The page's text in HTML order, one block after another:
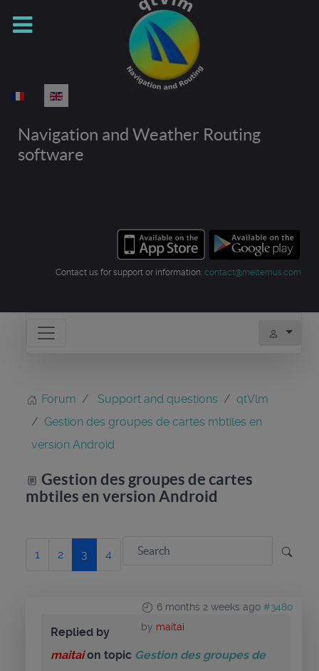
Select your language
Navigation and Weather Routing
software
Contact us for support or information: contact@meltemus.com
Forum Support and questions
qtVlm
Gestion des groupes de cartes mbtiles en
version Android
Gestion des groupes de cartes
mbtiles en version Android
1 2 3 4
6 months 2 weeks ago #3480
by maitai
Replied by
maitaion topic Gestion des groupes de